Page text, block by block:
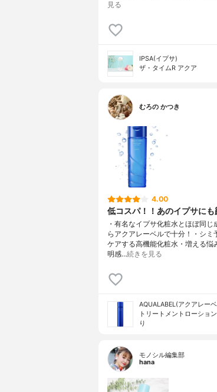
見る
IPSA(イプサ)
ザ・タイムR アクア
むろの かつき
4.00
低コスパ！！あのイプサに
・有名なイプサ化粧水とほぼ同
らアクアレーベルで十分！・シミ
ケアする高機能化粧水・増える悩
明感…続きを見る
AQUALABEL(アクアレー
トリートメントローショ
り
モノシル編集部
hana